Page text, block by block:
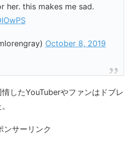
her. this makes me sad.
October 8, 2019
したYouTuberやファンはドブレ
ンサーリンク